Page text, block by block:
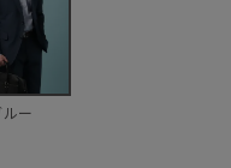
ー